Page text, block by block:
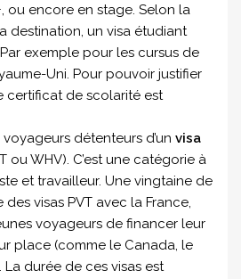
ou encore en stage. Selon la
destination, un visa étudiant
exemple pour les cursus de
Uni. Pour pouvoir justifier
certificat de scolarité est
détenteurs d’un visa
ou WHV). C’est une catégorie à
et travailleur. Une vingtaine de
visas PVT avec la France,
voyageurs de financer leur
place (comme le Canada, le
La durée de ces visas est